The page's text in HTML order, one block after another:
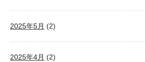
2025年5月 (2)
2025年4月 (2)